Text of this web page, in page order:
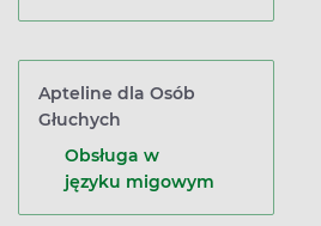
Apteline dla Osób
Głuchych
Obsługa w
języku migowym